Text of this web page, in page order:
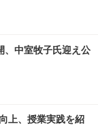
、中室牧子氏迎え公
上、授業実践を紹